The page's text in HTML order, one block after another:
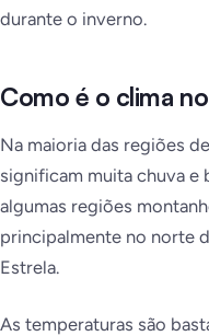
durante o inverno.
Como é o clima
Na maioria das regiões
significam muita chuva e
algumas regiões
principalmente no norte
Estrela.
As temperaturas são